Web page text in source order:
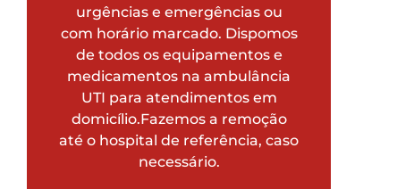
urgências e emergências ou
com horário marcado. Dispomos
de todos os equipamentos e
medicamentos na ambulância
UTI para atendimentos em
domicílio.Fazemos a remoção
até o hospital de referência, caso
necessário.